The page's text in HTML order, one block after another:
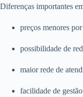
Diferenças importantes
preços menores por
possibilidade de
maior rede de
facilidade de